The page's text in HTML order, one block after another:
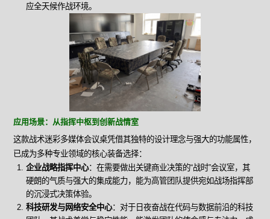
应全天候作战环境。
应用场景：从指挥中枢到创新战情室
这款战术迷彩多媒体会议桌凭借其独特的设计理念与强大的功能属性，
已成为多种专业领域的核心装备选择：
企业战略指挥中心：在需要做出关键商业决策的“战时”会议室，其
硬朗的气质与强大的集成能力，能为高管团队提供宛如战场指挥部
的沉浸式决策体验。
科技研发与网络安全中心：对于日夜奋战在代码与数据前沿的科技